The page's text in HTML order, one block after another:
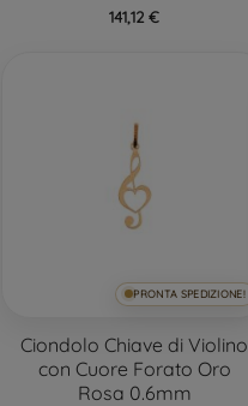
141,12 €
PRONTA SPEDIZIONE!
Ciondolo Chiave di Violino
con Cuore Forato Oro
Rosa 0.6mm